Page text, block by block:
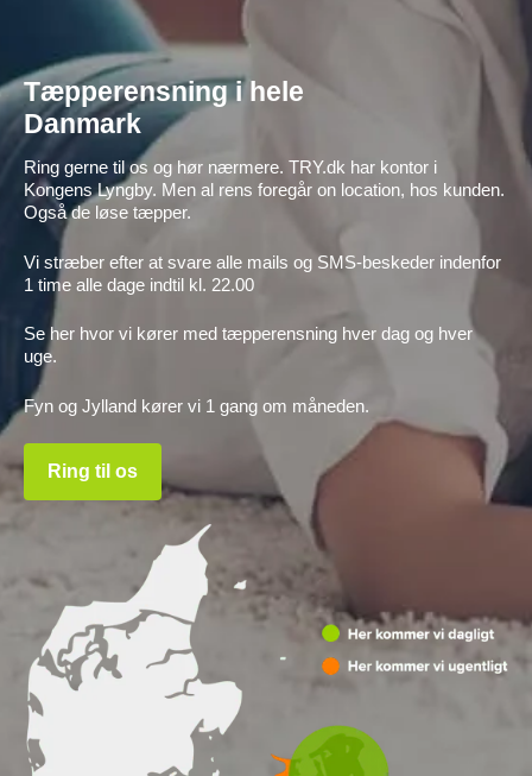
Tæpperensning i hele
Danmark
Ring gerne til os og hør nærmere. TRY.dk har kontor i
Kongens Lyngby. Men al rens foregår on location, hos kunden.
Også de løse tæpper.
Vi stræber efter at svare alle mails og SMS-beskeder indenfor
1 time alle dage indtil kl. 22.00
Se her hvor vi kører med tæpperensning hver dag og hver
uge.
Fyn og Jylland kører vi 1 gang om måneden.
Ring til os